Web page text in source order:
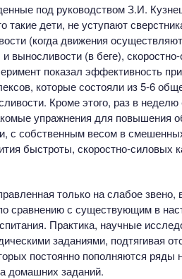
под руководством З.И.
такие дети, не уступают
(когда движения
выносливости (в беге),
показал эффективность
которые состояли из 5-6
Кроме этого, раз в
упражнения для повышения
с собственным весом в
быстроты, скоростно-силовых
только на слабое звено,
сравнению с существующим в
Практика, научные
заданиями, подтягивая
постоянно пополняются
домашних заданий.